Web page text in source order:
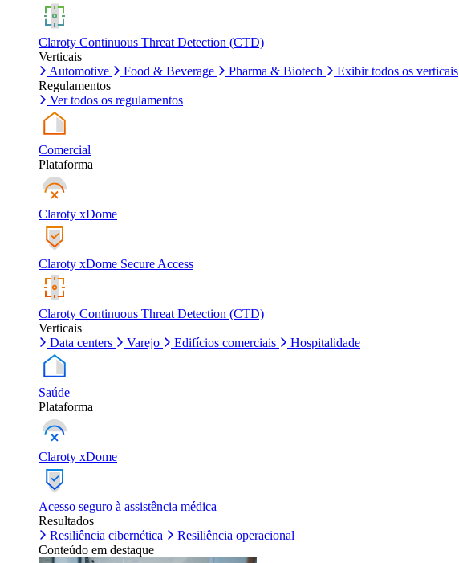
Claroty Continuous Threat Detection (CTD)
Verticais
Automotive
Food & Beverage Pharma & Biotech
Exibir todos os verticais
Regulamentos
Ver todos os regulamentos
Comercial
Plataforma
Claroty xDome
Claroty xDome Secure Access
Claroty Continuous Threat Detection (CTD)
Verticais
Data centers
Varejo Edifícios comerciais Hospitalidade
Saúde
Plataforma
Claroty xDome
Acesso seguro à assistência médica
Resultados
Resiliência cibernética
Resiliência operacional
Conteúdo em destaque